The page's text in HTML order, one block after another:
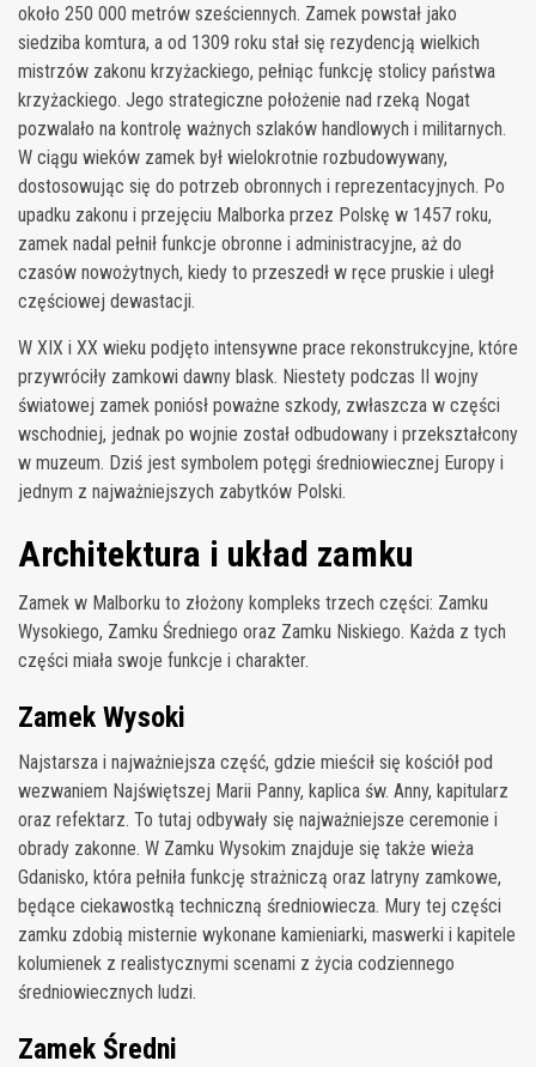
około 250 000 metrów sześciennych. Zamek powstał jako
siedziba komtura, a od 1309 roku stał się rezydencją wielkich
mistrzów zakonu krzyżackiego, pełniąc funkcję stolicy państwa
krzyżackiego. Jego strategiczne położenie nad rzeką Nogat
pozwalało na kontrolę ważnych szlaków handlowych i militarnych.
W ciągu wieków zamek był wielokrotnie rozbudowywany,
dostosowując się do potrzeb obronnych i reprezentacyjnych. Po
upadku zakonu i przejęciu Malborka przez Polskę w 1457 roku,
zamek nadal pełnił funkcje obronne i administracyjne, aż do
czasów nowożytnych, kiedy to przeszedł w ręce pruskie i uległ
częściowej dewastacji.
W XIX i XX wieku podjęto intensywne prace rekonstrukcyjne, które
przywróciły zamkowi dawny blask. Niestety podczas II wojny
światowej zamek poniósł poważne szkody, zwłaszcza w części
wschodniej, jednak po wojnie został odbudowany i przekształcony
w muzeum. Dziś jest symbolem potęgi średniowiecznej Europy i
jednym z najważniejszych zabytków Polski.
Architektura i układ zamku
Zamek w Malborku to złożony kompleks trzech części: Zamku
Wysokiego, Zamku Średniego oraz Zamku Niskiego. Każda z tych
części miała swoje funkcje i charakter.
Zamek Wysoki
Najstarsza i najważniejsza część, gdzie mieścił się kościół pod
wezwaniem Najświętszej Marii Panny, kaplica św. Anny, kapitularz
oraz refektarz. To tutaj odbywały się najważniejsze ceremonie i
obrady zakonne. W Zamku Wysokim znajduje się także wieża
Gdanisko, która pełniła funkcję strażniczą oraz latryny zamkowe,
będące ciekawostką techniczną średniowiecza. Mury tej części
zamku zdobią misternie wykonane kamieniarki, maswerki i kapitele
kolumienek z realistycznymi scenami z życia codziennego
średniowiecznych ludzi.
Zamek Średni